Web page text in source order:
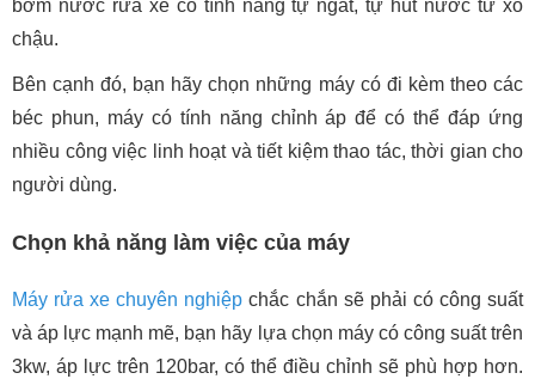
bơm nước rửa xe có tính năng tự ngắt, tự hút nước từ xô
chậu.
Bên cạnh đó, bạn hãy chọn những máy có đi kèm theo các
béc phun, máy có tính năng chỉnh áp để có thể đáp ứng
nhiều công việc linh hoạt và tiết kiệm thao tác, thời gian cho
người dùng.
Chọn khả năng làm việc của máy
Máy rửa xe chuyên nghiệp chắc chắn sẽ phải có công suất
và áp lực mạnh mẽ, bạn hãy lựa chọn máy có công suất trên
3kw, áp lực trên 120bar, có thể điều chỉnh sẽ phù hợp hơn.